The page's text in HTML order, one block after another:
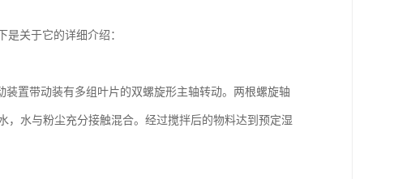
是关于它的详细介绍：
置带动装有多组叶片的双螺旋形主轴转动。两根螺旋轴
，水与粉尘充分接触混合。经过搅拌后的物料达到预定湿